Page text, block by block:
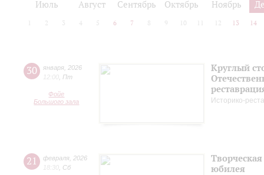
Июль Август Сентябрь Октябрь Ноябрь
2 3 4 5 6 7 8 9 10 12 13 14
30 января 2026
12:00 Пт
Фойе
Большого зала
Круглый
Историко-
21 февраля 2026
18:30 Сб
юбилея